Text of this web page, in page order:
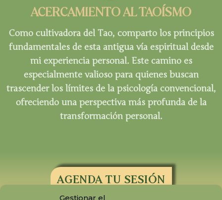
Gestionar el
ACERCAMIENTO AL TAOÍSMO
Como cultivadora del Tao, comparto los principios
fundamentales de esta antigua vía espiritual desde
mi experiencia personal. Este camino es
especialmente valioso para quienes buscan
trascender los límites de la psicología convencional,
ofreciendo una perspectiva más profunda de la
transformación personal.
AGENDA TU SESIÓN